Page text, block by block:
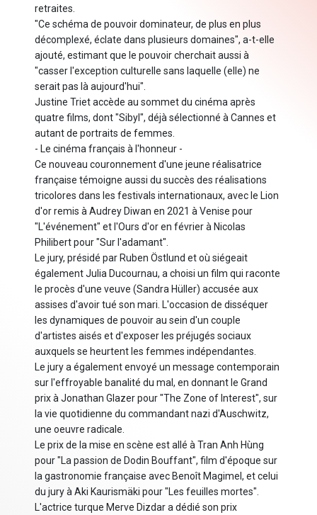
retraites.
"Ce schéma de pouvoir dominateur, de plus en plus
décomplexé, éclate dans plusieurs domaines", a-t-elle
ajouté, estimant que le pouvoir cherchait aussi à
"casser l'exception culturelle sans laquelle (elle) ne
serait pas là aujourd'hui".
Justine Triet accède au sommet du cinéma après
quatre films, dont "Sibyl", déjà sélectionné à Cannes et
autant de portraits de femmes.
- Le cinéma français à l'honneur -
Ce nouveau couronnement d'une jeune réalisatrice
française témoigne aussi du succès des réalisations
tricolores dans les festivals internationaux, avec le Lion
d'or remis à Audrey Diwan en 2021 à Venise pour
"L'événement" et l'Ours d'or en février à Nicolas
Philibert pour "Sur l'adamant".
Le jury, présidé par Ruben Östlund et où siégeait
également Julia Ducournau, a choisi un film qui raconte
le procès d'une veuve (Sandra Hüller) accusée aux
assises d'avoir tué son mari. L'occasion de disséquer
les dynamiques de pouvoir au sein d'un couple
d'artistes aisés et d'exposer les préjugés sociaux
auxquels se heurtent les femmes indépendantes.
Le jury a également envoyé un message contemporain
sur l'effroyable banalité du mal, en donnant le Grand
prix à Jonathan Glazer pour "The Zone of Interest", sur
la vie quotidienne du commandant nazi d'Auschwitz,
une oeuvre radicale.
Le prix de la mise en scène est allé à Tran Anh Hùng
pour "La passion de Dodin Bouffant", film d'époque sur
la gastronomie française avec Benoît Magimel, et celui
du jury à Aki Kaurismäki pour "Les feuilles mortes".
L'actrice turque Merve Dizdar a dédié son prix